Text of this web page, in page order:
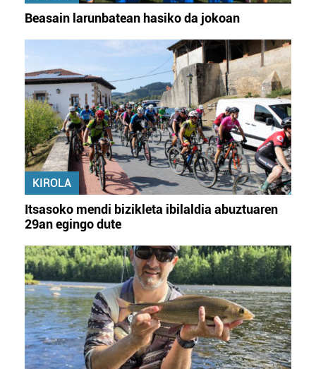
Beasain larunbatean hasiko da jokoan
KIROLA
Itsasoko mendi bizikleta ibilaldia abuztuaren
29an egingo dute